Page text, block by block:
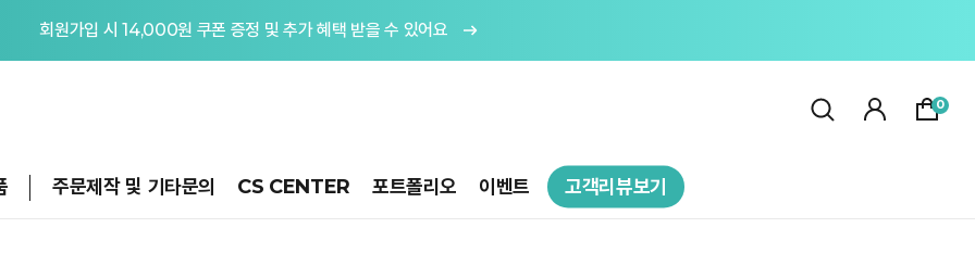
회원가입 시 14,000원 쿠폰 증정 및 추가 혜택 받을 수 있어요
0
주문제작 및 기타문의 CS CENTER 포트폴리오 이벤트 고객리뷰보기